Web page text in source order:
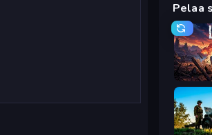
Pelaa
Iron